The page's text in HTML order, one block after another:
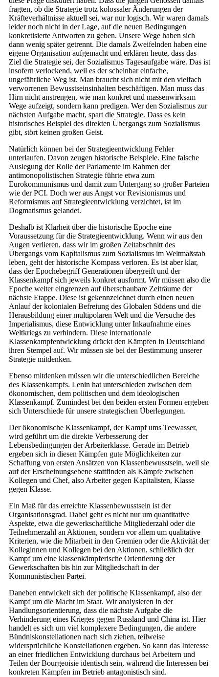
fragten, ob die Strategie trotz kolossaler Änderungen der
Kräfteverhältnisse aktuell sei, war nur logisch. Wir waren damals
leider noch nicht in der Lage, auf die neuen Bedingungen
konkretisierte Antworten zu geben. Unsere Wege haben sich
dann wenig später getrennt. Die damals Zweifelnden haben eine
eigene Organisation aufgemacht und erklären heute, dass das
Ziel die Strategie sei, der Sozialismus Tagesaufgabe wäre. Das ist
insofern verlockend, weil es der scheinbar einfache,
ungefährliche Weg ist. Man braucht sich nicht mit den vielfach
verworrenen Bewusstseinsinhalten beschäftigen. Man muss das
Hirn nicht anstrengen, wie man konkret und massenwirksam
Wege aufzeigt, sondern kann predigen. Wer den Sozialismus zur
nächsten Aufgabe macht, spart die Strategie. Dass es kein
historisches Beispiel des direkten Übergangs zum Sozialismus
gibt, stört keinen großen Geist.
Natürlich können bei der Strategieentwicklung Fehler
unterlaufen. Davon zeugen historische Beispiele. Eine falsche
Auslegung der Rolle der Parlamente im Rahmen der
antimonopolistischen Strategie führte etwa zum
Eurokommunismus und damit zum Untergang so großer Parteien
wie der PCI. Doch wer aus Angst vor Revisionismus und
Reformismus auf Strategieentwicklung verzichtet, ist im
Dogmatismus gelandet.
Deshalb ist Klarheit über die historische Epoche eine
Voraussetzung für die Strategieentwicklung. Wenn wir aus den
Augen verlieren, dass wir im großen Zeitabschnitt des
Übergangs vom Kapitalismus zum Sozialismus im Weltmaßstab
leben, geht der historische Kompass verloren. Es ist aber klar,
dass der Epochebegriff Generationen übergreift und der
Klassenkampf sich jeweils konkret ausformt. Wir müssen also die
Epoche weiter eingrenzen auf überschaubare Zeiträume der
nächste Etappe. Diese ist gekennzeichnet durch einen neuen
Anlauf der kolonialen Befreiung des Globalen Südens und die
Herausbildung einer multipolaren Welt und die Versuche des
Imperialismus, diese Entwicklung unter Inkaufnahme eines
Weltkriegs zu verhindern. Diese internationale
Klassenkampfentwicklung drückt den Kämpfen in Deutschland
ihren Stempel auf. Wir müssen sie bei der Bestimmung unserer
Strategie mitdenken.
Ebenso mitdenken müssen wir die unterschiedlichen Bereiche
des Klassenkampfs. Lenin hat unterschieden zwischen dem
ökonomischen, dem politischen und dem ideologischen
Klassenkampf. Zumindest bei den beiden ersten Formen ergeben
sich Unterschiede für unsere strategischen Überlegungen.
Der ökonomische Klassenkampf, der Kampf ums Teewasser,
wird geführt um die direkte Verbesserung der
Lebensbedingungen der Arbeiterklasse. Gerade im Betrieb
ergeben sich in diesen Kämpfen gute Möglichkeiten zur
Schaffung von ersten Ansätzen von Klassenbewusstsein, weil sie
auf der Erscheinungsebene stattfinden als Kämpfe zwischen
Kollegen und Chef, also Arbeiter gegen Kapitalisten, Klasse
gegen Klasse.
Ein Maß für das erreichte Klassenbewusstsein ist der
Organisationsgrad. Dabei geht es nicht nur um quantitative
Aspekte, etwa die gewerkschaftliche Mitgliederzahl oder die
Teilnehmerzahl an Aktionen, sondern vor allem um qualitative
Kriterien, wie die Mitarbeit in den Gremien oder die Aktivität der
Kolleginnen und Kollegen bei den Aktionen, schließlich der
Kampf um eine klassenkämpferische Orientierung der
Gewerkschaften bis hin zur Mitgliedschaft in der
Kommunistischen Partei.
Daneben entwickelt sich der politische Klassenkampf, also der
Kampf um die Macht im Staat. Wir analysieren in der
Handlungsorientierung, dass die nächste Aufgabe die
Verhinderung eines Krieges gegen Russland und China ist. Hier
handelt es sich um viel komplexere Bedingungen, die andere
Bündniskonstellationen nach sich ziehen, teilweise
widersprüchliche Konstellationen ergeben. So kann das Interesse
an einer friedlichen Entwicklung durchaus bei Arbeitern und
Teilen der Bourgeoisie identisch sein, während die Interessen bei
konkreten Kämpfen im Betrieb antagonistisch sind.